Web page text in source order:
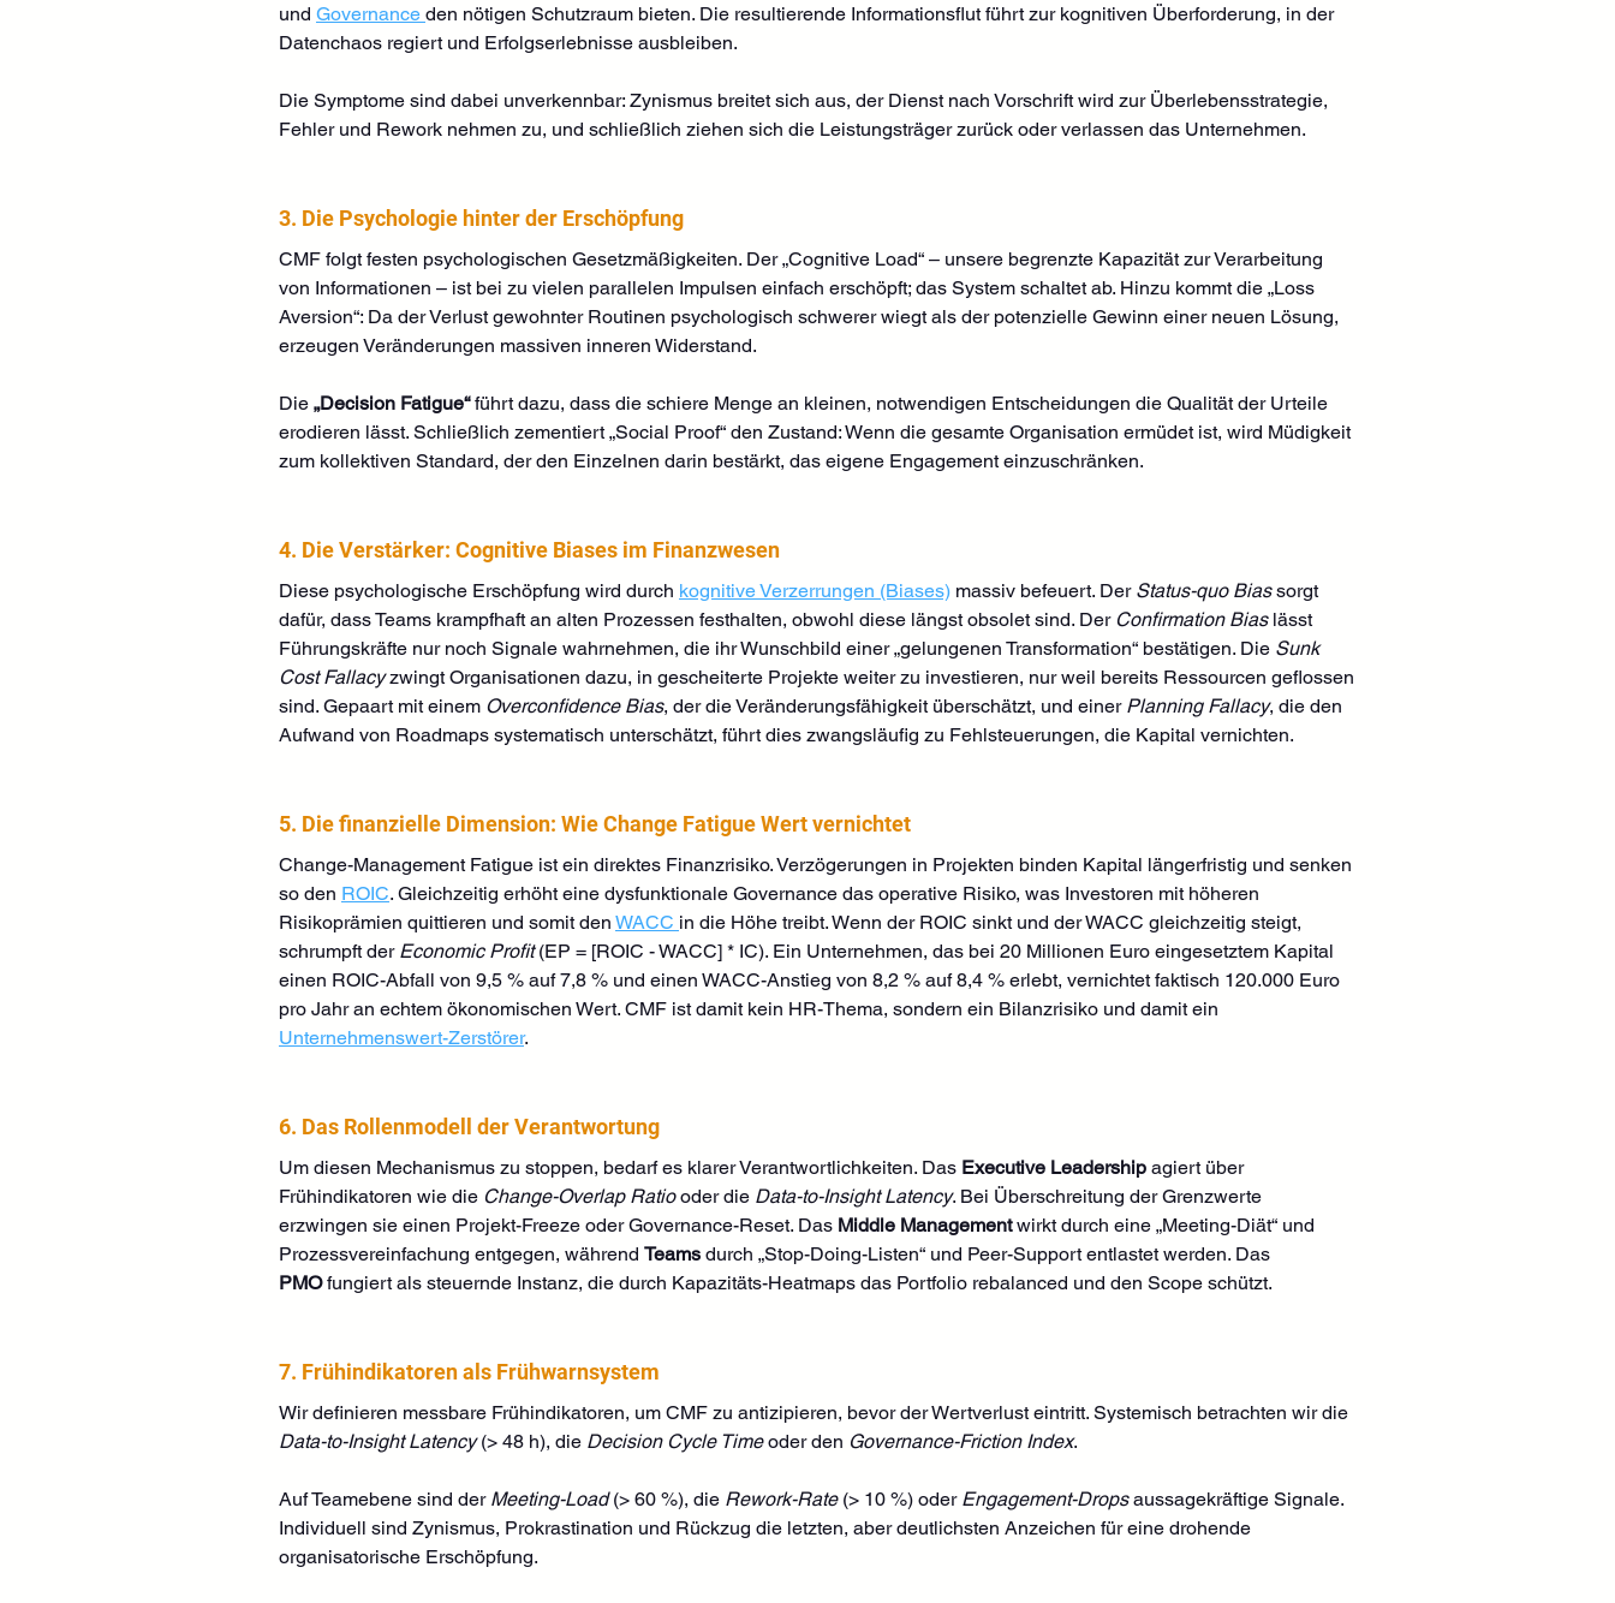
und Governance den nötigen Schutzraum bieten. Die resultierende Informationsflut führt zur kognitiven Überforderung, in der
Datenchaos regiert und Erfolgserlebnisse ausbleiben.
Die Symptome sind dabei unverkennbar: Zynismus breitet sich aus, der Dienst nach Vorschrift wird zur Überlebensstrategie,
Fehler und Rework nehmen zu, und schließlich ziehen sich die Leistungsträger zurück oder verlassen das Unternehmen.
3. Die Psychologie hinter der Erschöpfung
CMF folgt festen psychologischen Gesetzmäßigkeiten. Der „Cognitive Load“ – unsere begrenzte Kapazität zur Verarbeitung
von Informationen – ist bei zu vielen parallelen Impulsen einfach erschöpft; das System schaltet ab. Hinzu kommt die „Loss
Aversion“: Da der Verlust gewohnter Routinen psychologisch schwerer wiegt als der potenzielle Gewinn einer neuen Lösung,
erzeugen Veränderungen massiven inneren Widerstand.
Die „Decision Fatigue“ führt dazu, dass die schiere Menge an kleinen, notwendigen Entscheidungen die Qualität der Urteile
erodieren lässt. Schließlich zementiert „Social Proof“ den Zustand: Wenn die gesamte Organisation ermüdet ist, wird Müdigkeit
zum kollektiven Standard, der den Einzelnen darin bestärkt, das eigene Engagement einzuschränken.
4. Die Verstärker: Cognitive Biases im Finanzwesen
Diese psychologische Erschöpfung wird durch kognitive Verzerrungen (Biases) massiv befeuert. Der Status-quo Bias sorgt
dafür, dass Teams krampfhaft an alten Prozessen festhalten, obwohl diese längst obsolet sind. Der Confirmation Bias lässt
Führungskräfte nur noch Signale wahrnehmen, die ihr Wunschbild einer „gelungenen Transformation“ bestätigen. Die Sunk
Cost Fallacy zwingt Organisationen dazu, in gescheiterte Projekte weiter zu investieren, nur weil bereits Ressourcen geflossen
sind. Gepaart mit einem Overconfidence Bias, der die Veränderungsfähigkeit überschätzt, und einer Planning Fallacy, die den
Aufwand von Roadmaps systematisch unterschätzt, führt dies zwangsläufig zu Fehlsteuerungen, die Kapital vernichten.
5. Die finanzielle Dimension: Wie Change Fatigue Wert vernichtet
Change-Management Fatigue ist ein direktes Finanzrisiko. Verzögerungen in Projekten binden Kapital längerfristig und senken
so den ROIC. Gleichzeitig erhöht eine dysfunktionale Governance das operative Risiko, was Investoren mit höheren
Risikoprämien quittieren und somit den WACC in die Höhe treibt. Wenn der ROIC sinkt und der WACC gleichzeitig steigt,
schrumpft der Economic Profit (EP = [ROIC - WACC] * IC). Ein Unternehmen, das bei 20 Millionen Euro eingesetztem Kapital
einen ROIC-Abfall von 9,5 % auf 7,8 % und einen WACC-Anstieg von 8,2 % auf 8,4 % erlebt, vernichtet faktisch 120.000 Euro
pro Jahr an echtem ökonomischen Wert. CMF ist damit kein HR-Thema, sondern ein Bilanzrisiko und damit ein
Unternehmenswert-Zerstörer.
6. Das Rollenmodell der Verantwortung
Um diesen Mechanismus zu stoppen, bedarf es klarer Verantwortlichkeiten. Das Executive Leadership agiert über
Frühindikatoren wie die Change-Overlap Ratio oder die Data-to-Insight Latency. Bei Überschreitung der Grenzwerte
erzwingen sie einen Projekt-Freeze oder Governance-Reset. Das Middle Management wirkt durch eine „Meeting-Diät“ und
Prozessvereinfachung entgegen, während Teams durch „Stop-Doing-Listen“ und Peer-Support entlastet werden. Das
PMO fungiert als steuernde Instanz, die durch Kapazitäts-Heatmaps das Portfolio rebalanced und den Scope schützt.
7. Frühindikatoren als Frühwarnsystem
Wir definieren messbare Frühindikatoren, um CMF zu antizipieren, bevor der Wertverlust eintritt. Systemisch betrachten wir die
Data-to-Insight Latency (> 48 h), die Decision Cycle Time oder den Governance-Friction Index.
Auf Teamebene sind der Meeting-Load (> 60 %), die Rework-Rate (> 10 %) oder Engagement-Drops aussagekräftige Signale.
Individuell sind Zynismus, Prokrastination und Rückzug die letzten, aber deutlichsten Anzeichen für eine drohende
organisatorische Erschöpfung.